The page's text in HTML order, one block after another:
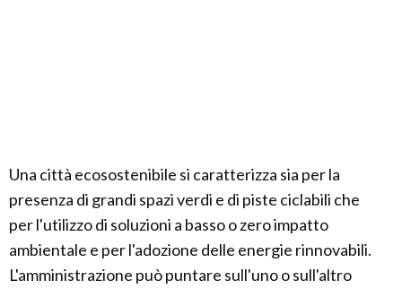
Una città ecosostenibile si caratterizza sia per la
presenza di grandi spazi verdi e di piste ciclabili che
per l'utilizzo di soluzioni a basso o zero impatto
ambientale e per l'adozione delle energie rinnovabili.
L'amministrazione può puntare sull'uno o sull'altro